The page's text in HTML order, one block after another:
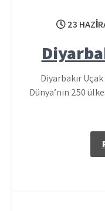
23
Diyarbakır
Dünya’nın 250